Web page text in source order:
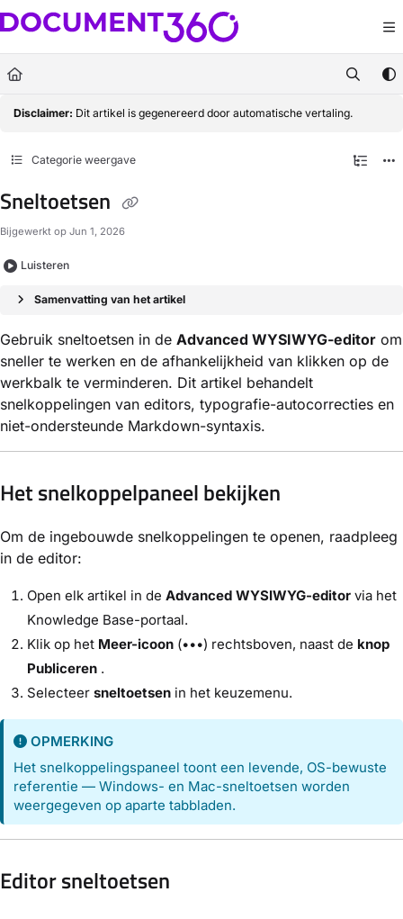
Documentation Index
Fetch the complete documentation index at:https://docs.document360.com/
Use this file to discover all available pages before exploring further.
Disclaimer: Dit artikel is gegenereerd door automatische vertaling.
Categorie weergave
Sneltoetsen
Bijgewerkt op Jun 1, 2026
Luisteren
Samenvatting van het artikel
Gebruik sneltoetsen in de Advanced WYSIWYG-editor om
sneller te werken en de afhankelijkheid van klikken op de
werkbalk te verminderen. Dit artikel behandelt
snelkoppelingen van editors, typografie-autocorrecties en
niet-ondersteunde Markdown-syntaxis.
Het snelkoppelpaneel bekijken
Om de ingebouwde snelkoppelingen te openen, raadpleeg
in de editor:
Open elk artikel in de Advanced WYSIWYG-editor via het
Knowledge Base-portaal.
Klik op het Meer-icoon (•••) rechtsboven, naast de knop
Publiceren .
Selecteer sneltoetsen in het keuzemenu.
OPMERKING
Het snelkoppelingspaneel toont een levende, OS-bewuste
referentie — Windows- en Mac-sneltoetsen worden
weergegeven op aparte tabbladen.
Editor sneltoetsen